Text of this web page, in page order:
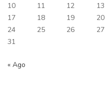
10
11 12 13
17
18 19 20
24
25 26 27
31
« Ago